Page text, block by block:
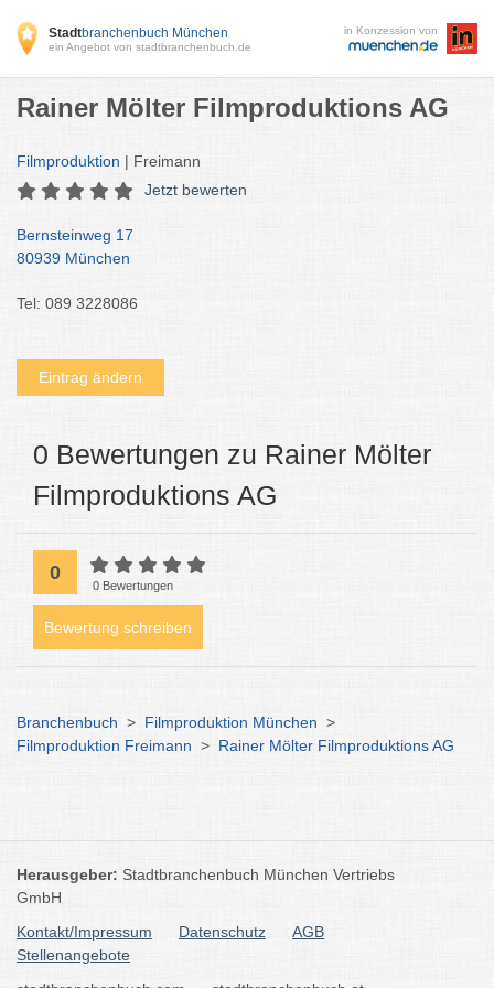
Stadtbranchenbuch München
ein Angebot von stadtbranchenbuch.de
in Konzession von
Rainer Mölter Filmproduktions AG
Filmproduktion | Freimann
Jetzt bewerten
Bernsteinweg 17
80939 München
Tel: 089 3228086
Eintrag ändern
0 Bewertungen zu Rainer Mölter
Filmproduktions AG
0
0 Bewertungen
Bewertung schreiben
Branchenbuch > Filmproduktion München >
Filmproduktion Freimann > Rainer Mölter Filmproduktions AG
Herausgeber: Stadtbranchenbuch München Vertriebs
GmbH
Kontakt/Impressum
Datenschutz
AGB
Stellenangebote